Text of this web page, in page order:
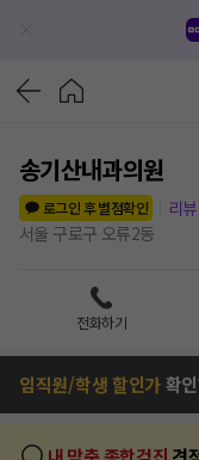
송기산내과의원
로그인 후 별점확인
리뷰
서울 구로구 오류2동
전화하기
임직원/학생 할인가확